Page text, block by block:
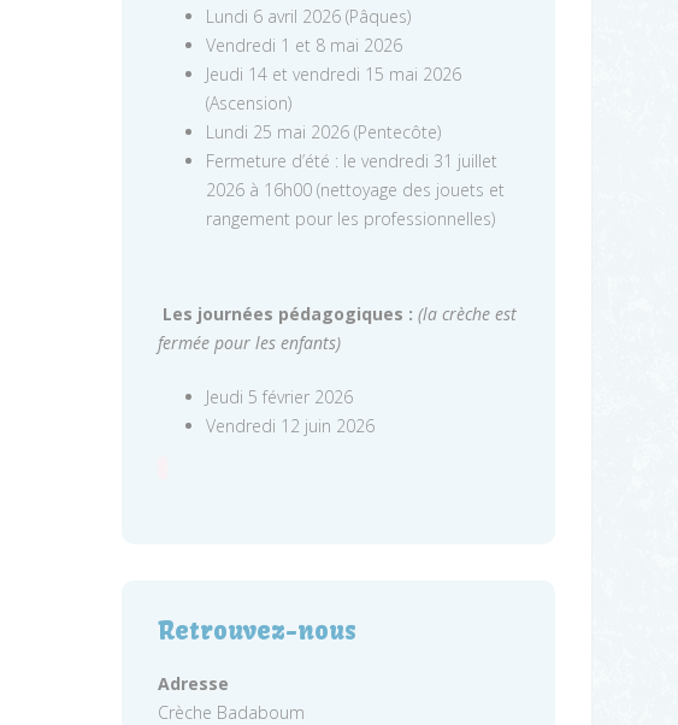
Lundi 6 avril 2026 (Pâques)
Vendredi 1 et 8 mai 2026
Jeudi 14 et vendredi 15 mai 2026
(Ascension)
Lundi 25 mai 2026 (Pentecôte)
Fermeture d’été : le vendredi 31 juillet
2026 à 16h00 (nettoyage des jouets et
rangement pour les professionnelles)
Les journées pédagogiques : (la crèche est
fermée pour les enfants)
Jeudi 5 février 2026
Vendredi 12 juin 2026
Retrouvez-nous
Adresse
Crèche Badaboum